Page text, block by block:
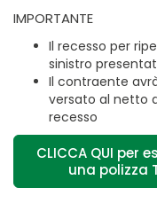
IMPORTANTE
Il recesso per
sinistro
Il contraente
versato al netto
recesso
CLICCA QUI per
una polizza